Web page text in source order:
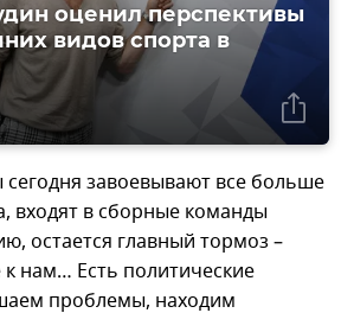
оценил перспективы
видов спорта в
завоевывают все больше
входят в сборные команды
остается главный тормоз –
нам… Есть политические
проблемы, находим